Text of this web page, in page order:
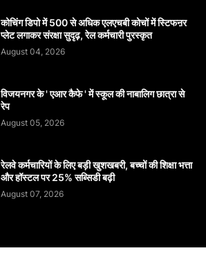
कोचिंग डिपो में 500 से अधिक एलएचबी कोचों में स्टिफऩर
प्लेट लगाकर संरक्षा सुदृढ़, रेल कर्मचारी पुरस्कृत
August 04, 2026
विजयनगर के ' एआर कैफे ' में स्कूल की नाबालिग छात्रा से
रेप
August 05, 2026
रेलवे कर्मचारियों के लिए बड़ी खुशखबरी, बच्चों की शिक्षा भत्ता
और हॉस्टल पर 25% सब्सिडी बढ़ी
August 07, 2026